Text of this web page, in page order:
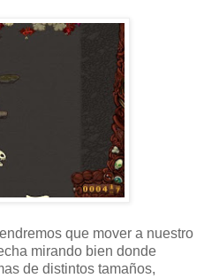
que mover a nuestro
mirando bien donde
de distintos tamaños,